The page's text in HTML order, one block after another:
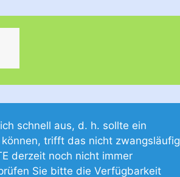
schnell aus, d. h. sollte ein
trifft das nicht zwangsläufig
derzeit noch nicht immer
Sie bitte die Verfügbarkeit